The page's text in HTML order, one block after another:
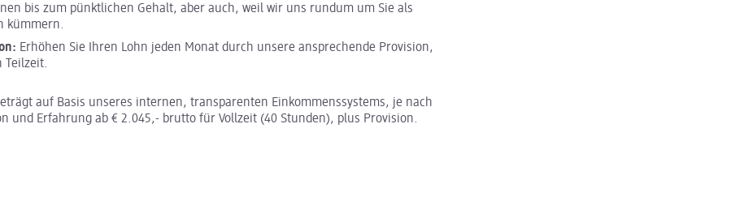
bis zum pünktlichen Gehalt, aber auch, weil wir uns rundum um Sie als
kümmern.
Erhöhen Sie Ihren Lohn jeden Monat durch unsere ansprechende Provision,
Teilzeit.
auf Basis unseres internen, transparenten Einkommenssystems, je nach
und Erfahrung ab € 2.045,- brutto für Vollzeit (40 Stunden), plus Provision.